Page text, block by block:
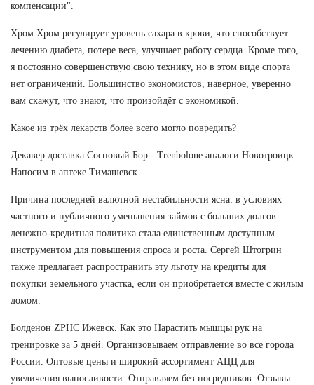
компенсации".
Хром Хром регулирует уровень сахара в крови, что способствует
лечению диабета, потере веса, улучшает работу сердца. Кроме того,
я постоянно совершенствую свою технику, но в этом виде спорта
нет ограничений. Большинство экономистов, наверное, уверенно
вам скажут, что знают, что произойдёт с экономикой.
Какое из трёх лекарств более всего могло повредить?
Декавер доставка Сосновый Бор - Trenbolone аналоги Новотроицк:
Напосим в аптеке Тимашевск.
Причина последней валютной нестабильности ясна: в условиях
частного и публичного уменьшения займов с больших долгов
денежно-кредитная политика стала единственным доступным
инструментом для повышения спроса и роста. Сергей Штогрин
также предлагает распространить эту льготу на кредиты для
покупки земельного участка, если он приобретается вместе с жилым
домом.
Болденон ZPHC Ижевск. Как это Нарастить мышцы рук на
тренировке за 5 дней. Организовываем отправление во все города
России. Оптовые цены и широкий ассортимент АЦЦ для
увеличения выносливости. Отправляем без посредников. Отзывы